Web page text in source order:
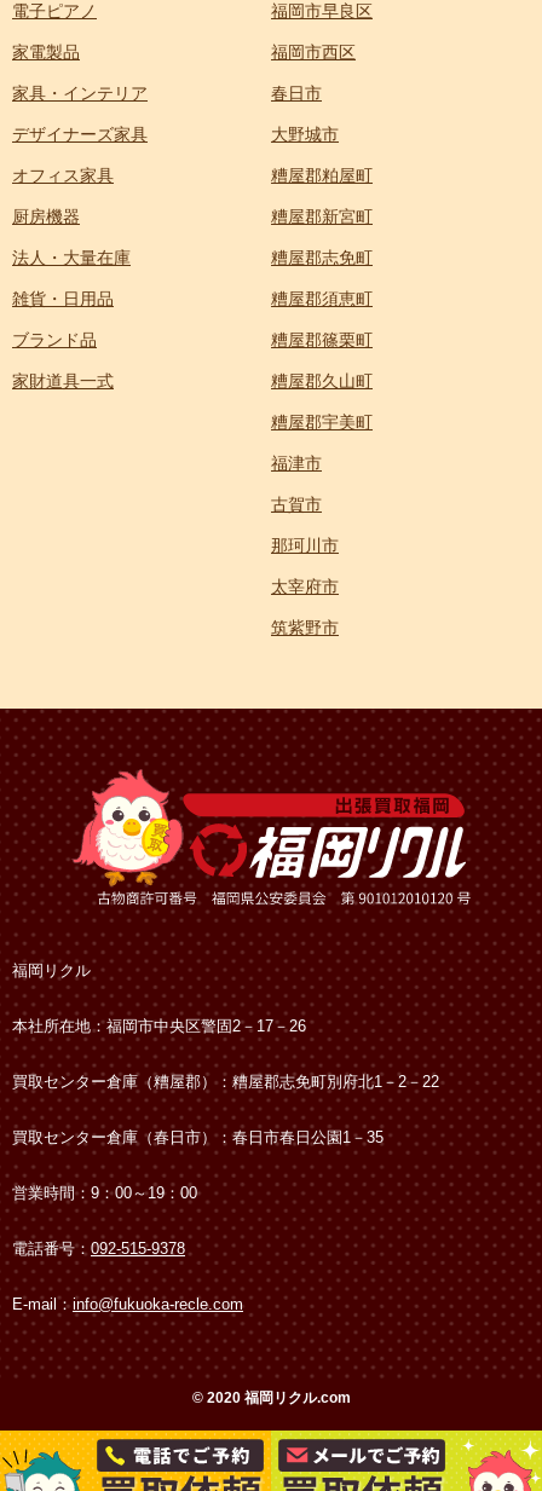
電子ピアノ
家電製品
家具・インテリア
デザイナーズ家具
オフィス家具
厨房機器
法人・大量在庫
雑貨・日用品
ブランド品
家財道具一式
福岡市早良区
福岡市西区
春日市
大野城市
糟屋郡粕屋町
糟屋郡新宮町
糟屋郡志免町
糟屋郡須恵町
糟屋郡篠栗町
糟屋郡久山町
糟屋郡宇美町
福津市
古賀市
那珂川市
太宰府市
筑紫野市
福岡リクル
本社所在地：福岡市中央区警固2－17－26
買取センター倉庫（糟屋郡）：糟屋郡志免町別府北1－2－22
買取センター倉庫（春日市）：春日市春日公園1－35
営業時間：9：00～19：00
電話番号： 092-515-9378
E-mail：info@fukuoka-recle.com
© 2020 福岡リクル.com